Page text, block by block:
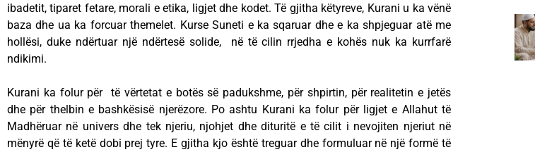
ibadetit, tiparet fetare, morali e etika, ligjet dhe kodet. Të gjitha këtyreve, Kurani u ka vënë
baza dhe ua ka forcuar themelet. Kurse Suneti e ka sqaruar dhe e ka shpjeguar atë me
hollësi, duke ndërtuar një ndërtesë solide, në të cilin rrjedha e kohës nuk ka kurrfarë
ndikimi.
Kurani ka folur për të vërtetat e botës së padukshme, për shpirtin, për realitetin e jetës
dhe për thelbin e bashkësisë njerëzore. Po ashtu Kurani ka folur për ligjet e Allahut të
Madhëruar në univers dhe tek njeriu, njohjet dhe dituritë e të cilit i nevojiten njeriut në
mënyrë që të ketë dobi prej tyre. E gjitha kjo është treguar dhe formuluar në një formë të